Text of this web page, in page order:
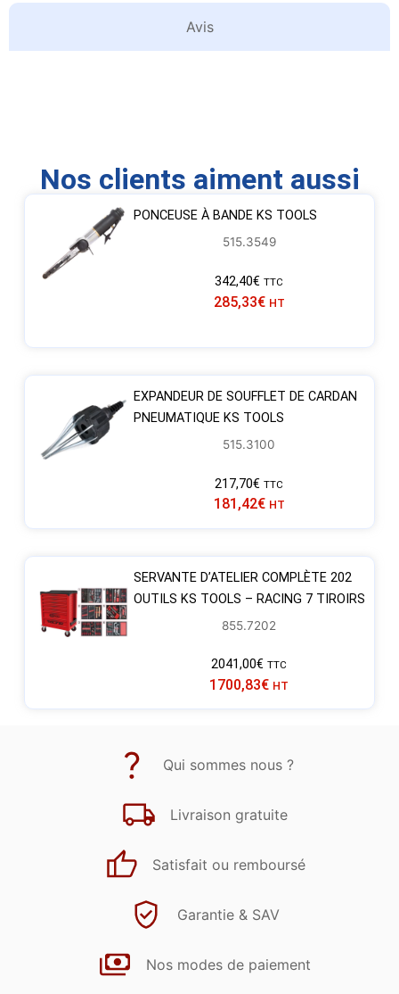
Avis
Nos clients aiment aussi
PONCEUSE À BANDE KS TOOLS
515.3549
342,40€ TTC
285,33€ HT
EXPANDEUR DE SOUFFLET DE CARDAN
PNEUMATIQUE KS TOOLS
515.3100
217,70€ TTC
181,42€ HT
SERVANTE D’ATELIER COMPLÈTE 202
OUTILS KS TOOLS – RACING 7 TIROIRS
855.7202
2041,00€ TTC
1700,83€ HT
Qui sommes nous ?
Livraison gratuite
Satisfait ou remboursé
Garantie & SAV
Nos modes de paiement